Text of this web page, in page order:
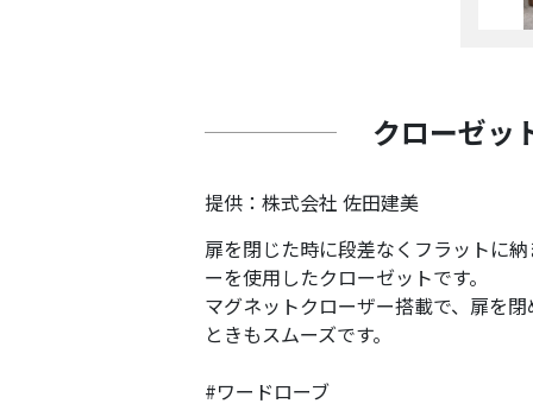
クローゼッ
提供：株式会社 佐田建美
扉を閉じた時に段差なくフラットに
ーを使用したクローゼットです。
マグネットクローザー搭載で、扉を
ときもスムーズです。
#ワードローブ